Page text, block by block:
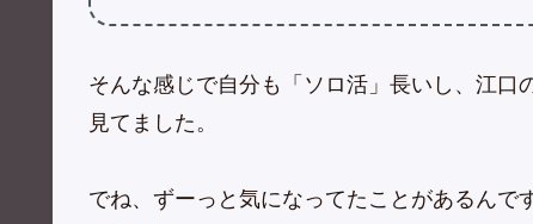
そんな感じで自分も「ソロ活」長いし、江
見てました。
でね、ずーっと気になってたことがあるんです